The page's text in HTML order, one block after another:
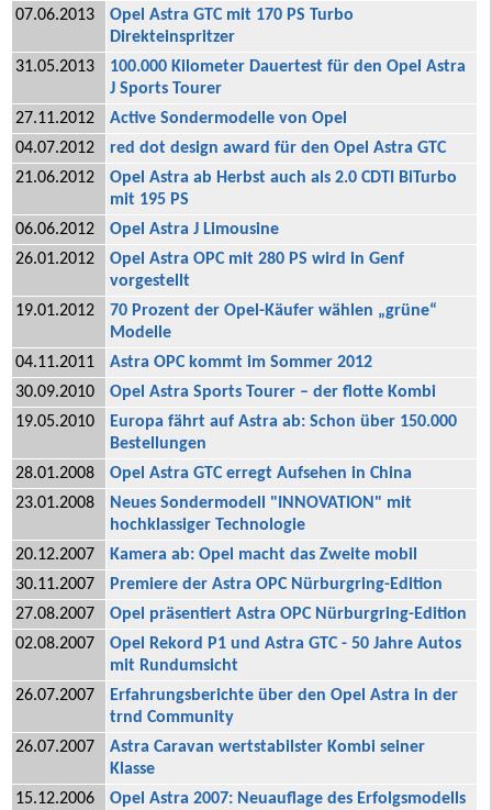
07.06.2013
Opel Astra GTC mit 170 PS Turbo
Direkteinspritzer
31.05.2013
100.000 Kilometer Dauertest für den Opel Astra
J Sports Tourer
27.11.2012
Active Sondermodelle von Opel
04.07.2012
red dot design award für den Opel Astra GTC
21.06.2012
Opel Astra ab Herbst auch als 2.0 CDTI BiTurbo
mit 195 PS
06.06.2012
Opel Astra J Limousine
26.01.2012
Opel Astra OPC mit 280 PS wird in Genf
vorgestellt
19.01.2012
70 Prozent der Opel-Käufer wählen „grüne“
Modelle
04.11.2011
Astra OPC kommt im Sommer 2012
30.09.2010
Opel Astra Sports Tourer – der flotte Kombi
19.05.2010
Europa fährt auf Astra ab: Schon über 150.000
Bestellungen
28.01.2008
Opel Astra GTC erregt Aufsehen in China
23.01.2008
Neues Sondermodell "INNOVATION" mit
hochklassiger Technologie
20.12.2007
Kamera ab: Opel macht das Zweite mobil
30.11.2007
Premiere der Astra OPC Nürburgring-Edition
27.08.2007
Opel präsentiert Astra OPC Nürburgring-Edition
02.08.2007
Opel Rekord P1 und Astra GTC - 50 Jahre Autos
mit Rundumsicht
26.07.2007
Erfahrungsberichte über den Opel Astra in der
trnd Community
26.07.2007
Astra Caravan wertstabilster Kombi seiner
Klasse
15.12.2006
Opel Astra 2007: Neuauflage des Erfolgsmodells